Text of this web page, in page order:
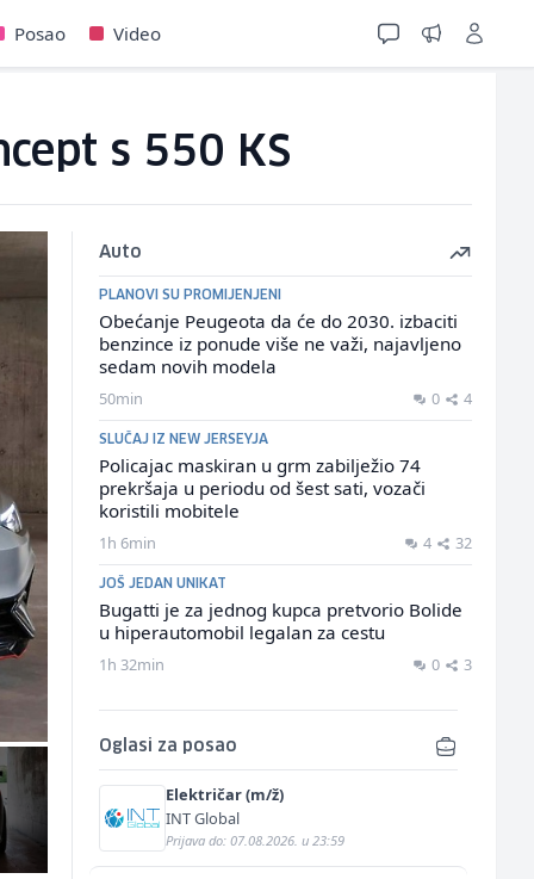
Posao Video
s 550 KS
Auto
PLANOVI SU PROMIJENJENI
Obećanje Peugeota da će do 2030. izbaciti
benzince iz ponude više ne važi, najavljeno
sedam novih modela
50min 0 4
SLUČAJ IZ NEW JERSEYJA
Policajac maskiran u grm zabilježio 74
prekršaja u periodu od šest sati, vozači
koristili mobitele
1h 6min 4 32
JOŠ JEDAN UNIKAT
Bugatti je za jednog kupca pretvorio Bolide
u hiperautomobil legalan za cestu
1h 32min 0 3
Oglasi za posao
Električar (m/ž)
INT Global
Prijava do: 07.08.2026. u 23:59